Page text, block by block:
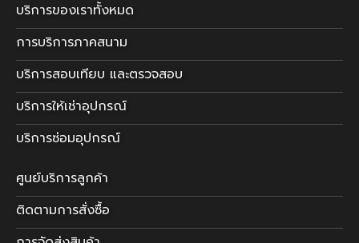
บริการของเราทั้งหมด
การบริการภาคสนาม
บริการสอบเทียบ และตรวจสอบ
บริการให้เช่าอุปกรณ์
บริการซ่อมอุปกรณ์
ศูนย์บริการลูกค้า
ติดตามการสั่งซื้อ